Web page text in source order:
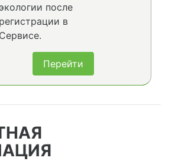
экологии после
регистрации в
Сервисе.
Перейти